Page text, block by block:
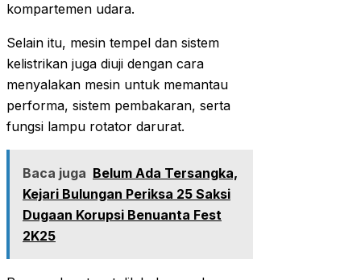
kompartemen udara.
Selain itu, mesin tempel dan sistem
kelistrikan juga diuji dengan cara
menyalakan mesin untuk memantau
performa, sistem pembakaran, serta
fungsi lampu rotator darurat.
Baca juga Belum Ada Tersangka,
Kejari Bulungan Periksa 25 Saksi
Dugaan Korupsi Benuanta Fest
2K25